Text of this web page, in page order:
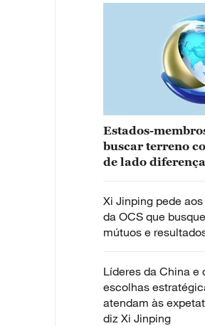
Estados-
buscar terreno
de lado
Xi Jinping pede
da OCS que
mútuos e
Líderes da China e
escolhas
atendam às
diz Xi Jinping